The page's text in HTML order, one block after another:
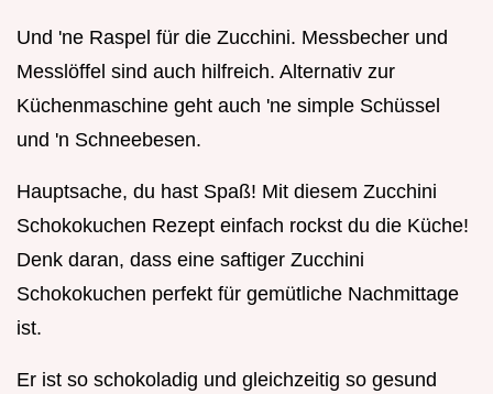
Und 'ne Raspel für die Zucchini. Messbecher und
Messlöffel sind auch hilfreich. Alternativ zur
Küchenmaschine geht auch 'ne simple Schüssel
und 'n Schneebesen.
Hauptsache, du hast Spaß! Mit diesem Zucchini
Schokokuchen Rezept einfach rockst du die Küche!
Denk daran, dass eine saftiger Zucchini
Schokokuchen perfekt für gemütliche Nachmittage
ist.
Er ist so schokoladig und gleichzeitig so gesund